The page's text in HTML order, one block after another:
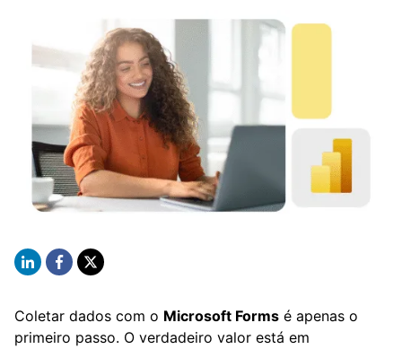
Coletar dados com o Microsoft Forms é apenas o
primeiro passo. O verdadeiro valor está em